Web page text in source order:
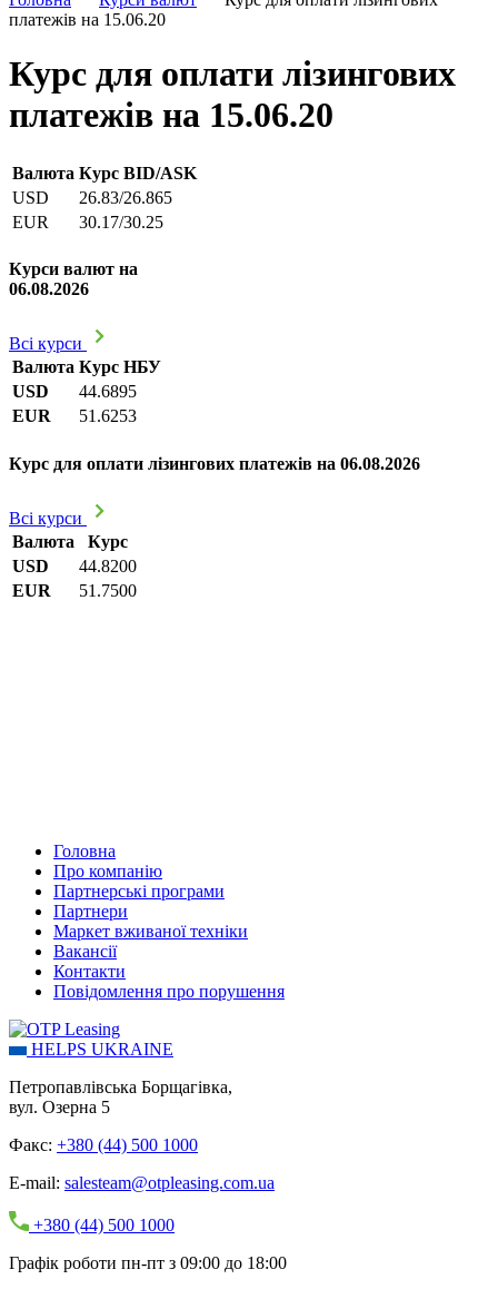
платежів на 15.06.20
Курс для оплати лізингових
платежів на 15.06.20
Валюта Курс BID/ASK
USD
26.83/26.865
EUR
30.17/30.25
Курси валют на
06.08.2026
Всі курси
Валюта Курс НБУ
USD
44.6895
EUR
51.6253
Курс для оплати лізингових платежів на 06.08.2026
Всі курси
Валюта
Курс
USD
44.8200
EUR
51.7500
Головна
Про компанію
Партнерські програми
Партнери
Маркет вживаної техніки
Вакансії
Контакти
Повідомлення про порушення
HELPS UKRAINE
Петропавлівська Борщагівка,
вул. Озерна 5
Факс: +380 (44) 500 1000
E-mail: salesteam@otpleasing.com.ua
+380 (44) 500 1000
Графік роботи пн-пт з 09:00 до 18:00